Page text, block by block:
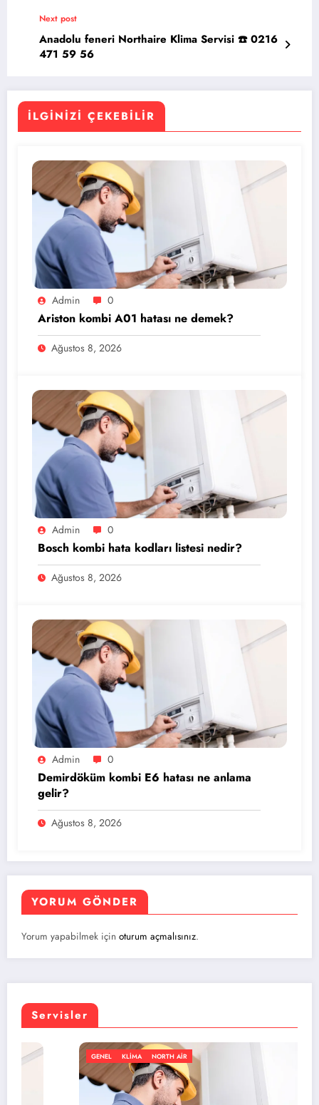
Next post
Anadolu feneri Northaire Klima Servisi ☎️ 0216
471 59 56
İLGINIZI ÇEKEBILIR
Admin 0
Ariston kombi A01 hatası ne demek?
Ağustos 8, 2026
Admin 0
Bosch kombi hata kodları listesi nedir?
Ağustos 8, 2026
Admin 0
Demirdöküm kombi E6 hatası ne anlama
gelir?
Ağustos 8, 2026
YORUM GÖNDER
Yorum yapabilmek için oturum açmalısınız.
Servisler
GENEL NORTH AIR